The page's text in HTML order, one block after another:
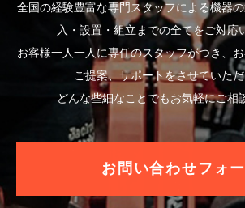
全国の経験豊富な専門スタッフによる機器
入・設置・組立までの全てをご対応
お客様一人一人に専任のスタッフがつき、
ご提案、サポートをさせていただ
どんな些細なことでもお気軽にご相
お問い合わせフォ